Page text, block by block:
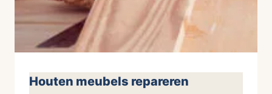
Houten meubels repareren